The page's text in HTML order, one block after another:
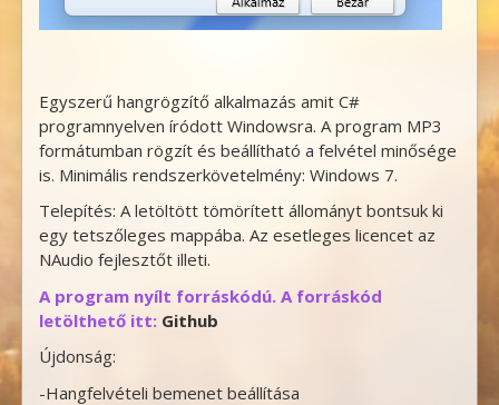
Egyszerű hangrögzítő alkalmazás amitC#
programnyelven íródott Windowsra. A program MP3
formátumban rögzít és beállítható a felvétel minősége
is. Minimális rendszerkövetelmény:Windows 7.
Telepítés: A letöltött tömörített állományt bontsuk ki
egy tetszőleges mappába. Az esetleges licencet az
NAudio fejlesztőt illeti.
A program nyílt forráskódú. A forráskód
letölthető itt: Github
Újdonság:
-Hangfelvételi bemenet beállítása